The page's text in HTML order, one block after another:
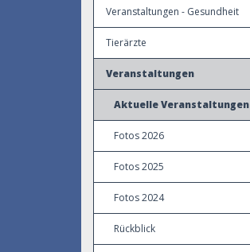
Veranstaltungen - Gesundheit
Tierärzte
Veranstaltungen
Aktuelle Veranstaltungen
Fotos 2026
Fotos 2025
Fotos 2024
Rückblick